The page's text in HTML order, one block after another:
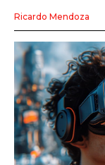
Ricardo Mendoza